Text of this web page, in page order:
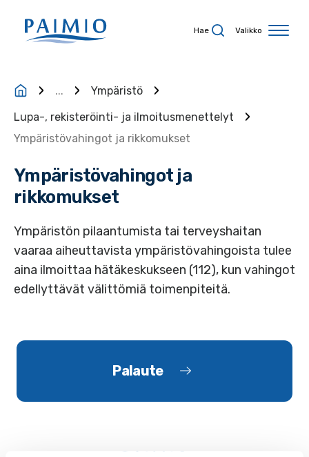
Hae Valikko
...
Ympäristö
Lupa-, rekisteröinti- ja ilmoitusmenettelyt
Ympäristövahingot ja rikkomukset
Ympäristövahingot ja
rikkomukset
Ympäristön pilaantumista tai terveyshaitan
vaaraa aiheuttavista ympäristövahingoista tulee
aina ilmoittaa hätäkeskukseen (112), kun vahingot
edellyttävät välittömiä toimenpiteitä.
Palaute